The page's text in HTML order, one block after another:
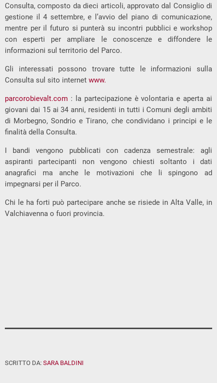
Consulta, composto da dieci articoli, approvato dal Consiglio di
gestione il 4 settembre, e l’avvio del piano di comunicazione,
mentre per il futuro si punterà su incontri pubblici e workshop
con esperti per ampliare le conoscenze e diffondere le
informazioni sul territorio del Parco.
Gli interessati possono trovare tutte le informazioni sulla
Consulta sul sito internet www.
parcorobievalt.com : la partecipazione è volontaria e aperta ai
giovani dai 15 ai 34 anni, residenti in tutti i Comuni degli ambiti
di Morbegno, Sondrio e Tirano, che condividano i principi e le
finalità della Consulta.
I bandi vengono pubblicati con cadenza semestrale: agli
aspiranti partecipanti non vengono chiesti soltanto i dati
anagrafici ma anche le motivazioni che li spingono ad
impegnarsi per il Parco.
Chi le ha forti può partecipare anche se risiede in Alta Valle, in
Valchiavenna o fuori provincia.
SCRITTO DA: SARA BALDINI